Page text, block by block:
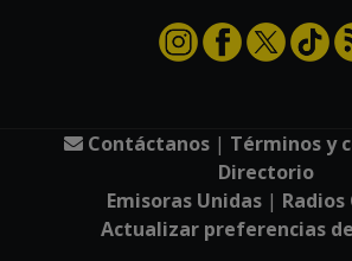
Contáctanos| Términos y
Directorio
Emisoras Unidas |
Actualizar preferencias